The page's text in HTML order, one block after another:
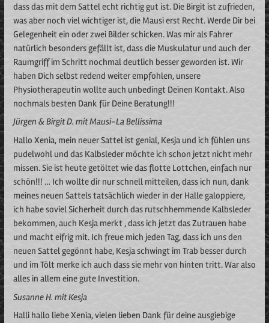
dass das mit dem Sattel echt richtig gut ist. Die Birgit ist zufrieden,
was aber noch viel wichtiger ist, die Mausi erst Recht. Werde Dir bei
Gelegenheit ein oder zwei Bilder schicken. Was mir als Fahrer
natürlich besonders gefällt ist, dass die Muskulatur und auch der
Raumgriff im Schritt nochmal deutlich besser geworden ist. Wir
haben Dich selbst redend weiter empfohlen, unsere
Physiotherapeutin wollte auch unbedingt Deinen Kontakt. Also
nochmals besten Dank für Deine Beratung!!!
Jürgen & Birgit D. mit Mausi-La Bellissima
Hallo Xenia, mein neuer Sattel ist genial, Kesja und ich fühlen uns
pudelwohl und das Kalbsleder möchte ich schon jetzt nicht mehr
missen. Sie ist heute getöltet wie das flotte Lottchen, einfach nur
schön!!! … Ich wollte dir nur schnell mitteilen, dass ich nun, dank
meines neuen Sattels tatsächlich wieder in der Halle galoppiere,
ich habe soviel Sicherheit durch das rutschhemmende Kalbsleder
bekommen, auch Kesja merkt , dass ich jetzt das Zutrauen habe
und macht eifrig mit. Ich freue mich jeden Tag, dass ich uns den
neuen Sattel gegönnt habe, Kesja schwingt im Trab besser durch
und im Tölt merke ich auch dass sie mehr von hinten tritt. War also
alles in allem eine gute Investition.
Susanne H. mit Kesja
Halli hallo liebe Xenia, vielen lieben Dank für deine ausgiebige